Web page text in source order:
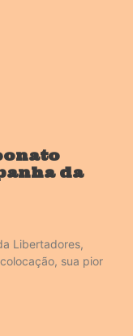
da
Libertadores,
sua pior